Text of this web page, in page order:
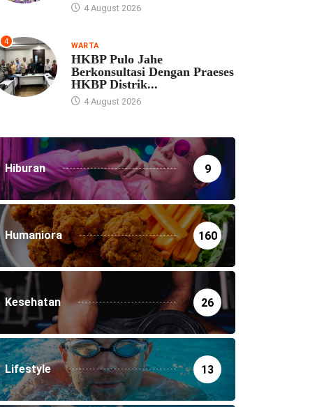
4 August 2026
4 WARTA
HKBP Pulo Jahe
Berkonsultasi Dengan Praeses
HKBP Distrik...
4 August 2026
Hiburan 9
Humaniora 160
Kesehatan 26
Lifestyle 13